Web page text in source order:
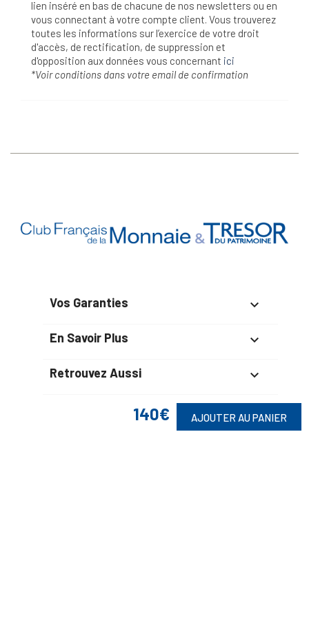
140€ AJOUTER AU PANIER
lien inséré en bas de chacune de nos newsletters ou en
vous connectant à votre compte client. Vous trouverez
toutes les informations sur l’exercice de votre droit
d'accès, de rectification, de suppression et
d'opposition aux données vous concernant ici
*Voir conditions dans votre email de confirmation
Vos Garanties 
En Savoir Plus 
Retrouvez Aussi 